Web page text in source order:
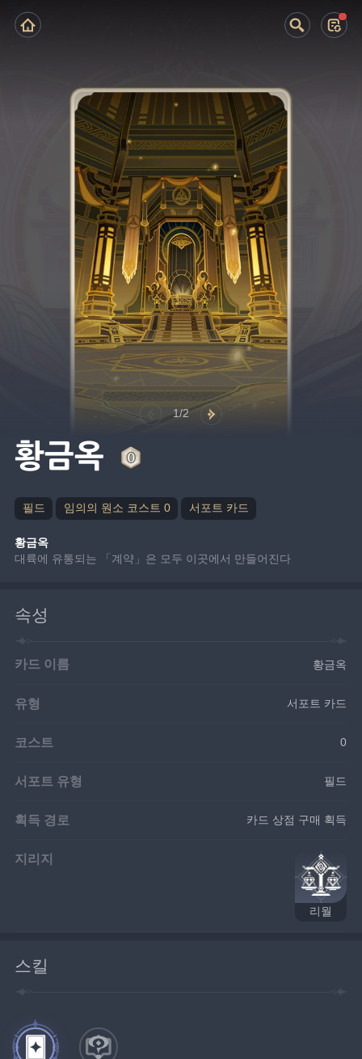
1/2
황금옥
필드 임의의 원소 코스트 0 서포트 카드
황금옥
대륙에 유통되는 「계약」은 모두 이곳에서 만들어진다
속성
카드 이름 황금옥
유형 서포트 카드
코스트 0
서포트 유형 필드
획득 경로 카드 상점 구매 획득
지리지
리월
스킬